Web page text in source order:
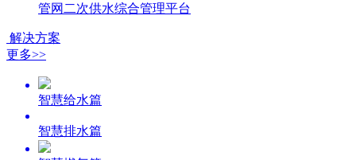
管网二次供水综合管理平台
解决方案
更多>>
智慧给水篇
智慧排水篇